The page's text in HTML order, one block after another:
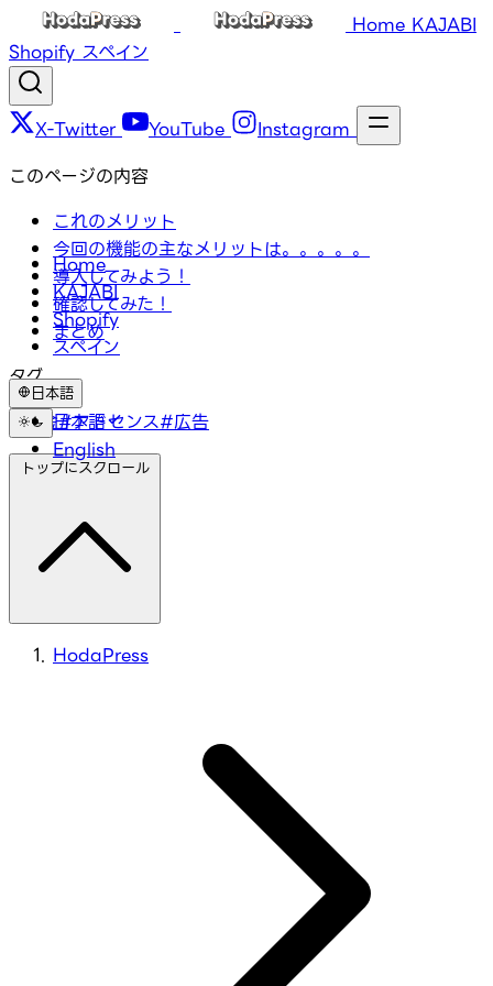
Home KAJABI
Shopify スペイン
X-Twitter YouTube Instagram
Home
KAJABI
Shopify
スペイン
日本語
日本語
English
このページの内容
これのメリット
今回の機能の主なメリットは。。。。。
導入してみよう！
確認してみた！
まとめ
タグ
#お金#アドセンス#広告
トップにスクロール
HodaPress